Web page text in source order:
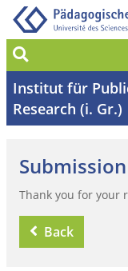
Suche
Institut für
Research (i. Gr.)
Thank you for your
Back